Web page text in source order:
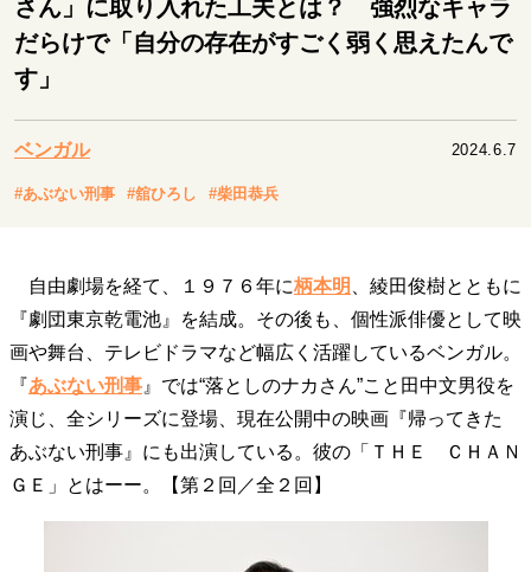
キャリア・働き方
大人の学び直し
リーダーの流儀 変革の原動力
次世代へのバトン
トップが描く未来
マインドセット
重圧との向き合い方 一流のルーティン
20代の現在地
忘れられない言葉
10代・20代の土台
さん」に取り入れた工夫とは？ 強烈なキャラ
だらけで「自分の存在がすごく弱く思えたんで
す」
ベンガル 2024.6.7
#あぶない刑事 #舘ひろし #柴田恭兵
自由劇場を経て、１９７６年に柄本明
、綾田俊樹とともに
『劇団東京乾電池』を結成。その後も、個性派俳優として映
画や舞台、テレビドラマなど幅広く活躍しているベンガル。
『あぶない刑事 』では“落としのナカさん”こと田中文男役を
演じ、全シリーズに登場、現在公開中の映画『帰ってきた
あぶない刑事』にも出演している。彼の「ＴＨＥ ＣＨＡＮ
ＧＥ」とはーー。【第２回／全２回】